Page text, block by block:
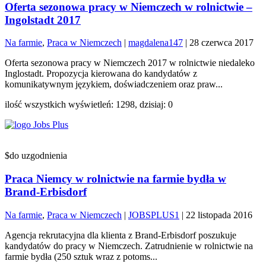
Oferta sezonowa pracy w Niemczech w rolnictwie –
Ingolstadt 2017
Na farmie, Praca w Niemczech | magdalena147 | 28 czerwca 2017
Oferta sezonowa pracy w Niemczech 2017 w rolnictwie niedaleko
Inglostadt. Propozycja kierowana do kandydatów z
komunikatywnym językiem, doświadczeniem oraz praw...
ilość wszystkich wyświetleń: 1298, dzisiaj: 0
$do uzgodnienia
Praca Niemcy w rolnictwie na farmie bydła w
Brand-Erbisdorf
Na farmie, Praca w Niemczech | JOBSPLUS1 | 22 listopada 2016
Agencja rekrutacyjna dla klienta z Brand-Erbisdorf poszukuje
kandydatów do pracy w Niemczech. Zatrudnienie w rolnictwie na
farmie bydła (250 sztuk wraz z potoms...